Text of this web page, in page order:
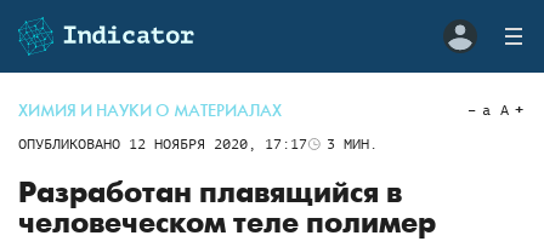
ХИМИЯ И НАУКИ О МАТЕРИАЛАХ
ОПУБЛИКОВАНО 12 НОЯБРЯ 2020, 17:17 3 МИН.
a A
Разработан плавящийся в
человеческом теле полимер